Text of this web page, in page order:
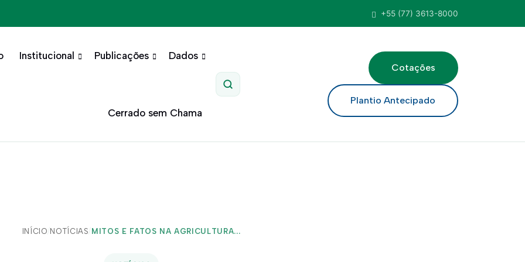
+55 (77) 3613-8000
Institucional Publicações Dados
Cerrado sem Chama
Pesquisar
Cotações
Plantio Antecipado
INÍCIO/ NOTÍCIAS/ MITOS E FATOS NA AGRICULTURA...